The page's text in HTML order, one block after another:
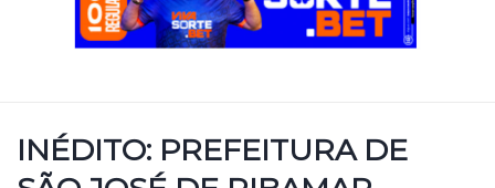
INÉDITO: PREFEITURA DE